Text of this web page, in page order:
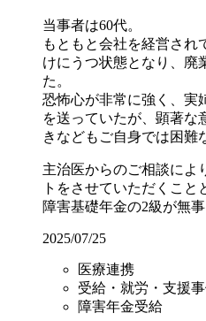
当事者は60代。
もともと会社を経営され
けにうつ状態となり、廃
た。
恐怖心が非常に強く、実
を送っていたが、顕著な
きなどもご自身では困難
主治医からのご相談によ
トをさせていただくこと
障害基礎年金の2級が無事
2025/07/25
医療連携
受給・就労・支援事
障害年金受給